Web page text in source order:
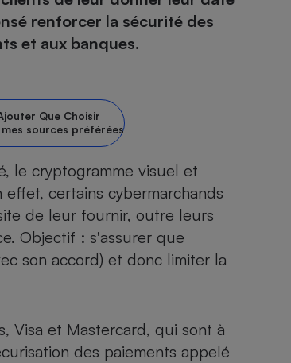
renforcer la sécurité des
et aux banques.
Que Choisir
mes sources préférées
le cryptogramme visuel et
certains cybermarchands
de leur fournir, outre leurs
Objectif : s'assurer que
son accord) et donc limiter la
Visa et Mastercard, qui sont à
des paiements appelé
courts et
linge
Panneaux
haute
d’opticiens
santé
- Pompes
funèbres